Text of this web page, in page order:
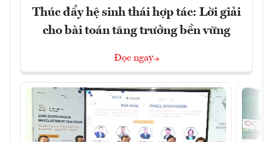
Thúc đẩy hệ sinh thái hợp tác: Lời giải
cho bài toán tăng trưởng bền vững
Đọc ngay